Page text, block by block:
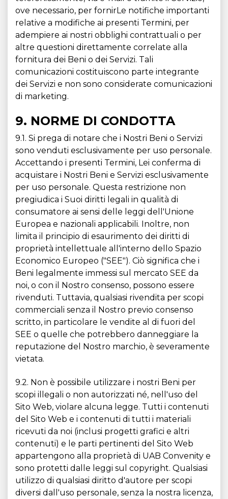
ove necessario, per fornirLe notifiche importanti
relative a modifiche ai presenti Termini, per
adempiere ai nostri obblighi contrattuali o per
altre questioni direttamente correlate alla
fornitura dei Beni o dei Servizi. Tali
comunicazioni costituiscono parte integrante
dei Servizi e non sono considerate comunicazioni
di marketing.
9. NORME DI CONDOTTA
9.1. Si prega di notare che i Nostri Beni o Servizi
sono venduti esclusivamente per uso personale.
Accettando i presenti Termini, Lei conferma di
acquistare i Nostri Beni e Servizi esclusivamente
per uso personale. Questa restrizione non
pregiudica i Suoi diritti legali in qualità di
consumatore ai sensi delle leggi dell'Unione
Europea e nazionali applicabili. Inoltre, non
limita il principio di esaurimento dei diritti di
proprietà intellettuale all'interno dello Spazio
Economico Europeo ("SEE"). Ciò significa che i
Beni legalmente immessi sul mercato SEE da
noi, o con il Nostro consenso, possono essere
rivenduti. Tuttavia, qualsiasi rivendita per scopi
commerciali senza il Nostro previo consenso
scritto, in particolare le vendite al di fuori del
SEE o quelle che potrebbero danneggiare la
reputazione del Nostro marchio, è severamente
vietata.
9.2. Non è possibile utilizzare i nostri Beni per
scopi illegali o non autorizzati né, nell'uso del
Sito Web, violare alcuna legge. Tutti i contenuti
del Sito Web e i contenuti di tutti i materiali
ricevuti da noi (inclusi progetti grafici e altri
contenuti) e le parti pertinenti del Sito Web
appartengono alla proprietà di UAB Convenity e
sono protetti dalle leggi sul copyright. Qualsiasi
utilizzo di qualsiasi diritto d'autore per scopi
diversi dall'uso personale, senza la nostra licenza,